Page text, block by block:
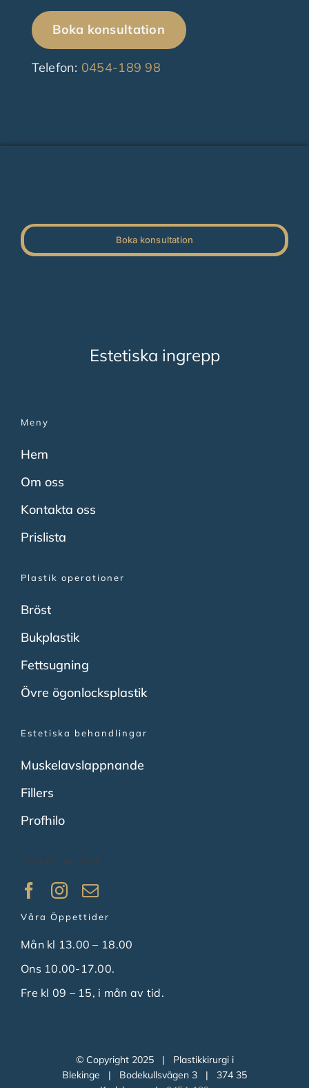
Boka konsultation
Telefon: 0454-189 98
Boka konsultation
Estetiska ingrepp
Meny
Hem
Om oss
Kontakta oss
Prislista
Plastik operationer
Bröst
Bukplastik
Fettsugning
Övre ögonlocksplastik
Estetiska behandlingar
Muskelavslappnande
Fillers
Profhilo
Sociala medier
Våra Öppettider
Mån kl 13.00 – 18.00
Ons 10.00-17.00.
Fre kl 09 – 15, i mån av tid.
© Copyright 2025 | Plastikkirurgi i
Blekinge | Bodekullsvägen 3 | 374 35